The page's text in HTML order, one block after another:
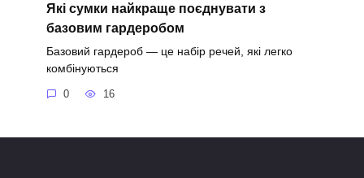
Які сумки найкраще поєднувати з
базовим гардеробом
Базовий гардероб — це набір речей, які легко
комбінуються
0 16